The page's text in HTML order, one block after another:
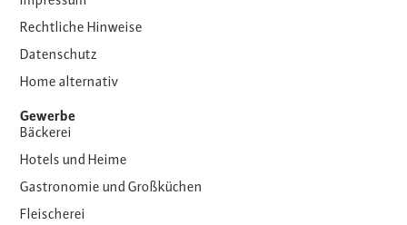
Rechtliche Hinweise
Datenschutz
Home alternativ
Gewerbe
Bäckerei
Hotels und Heime
Gastronomie und Großküchen
Fleischerei